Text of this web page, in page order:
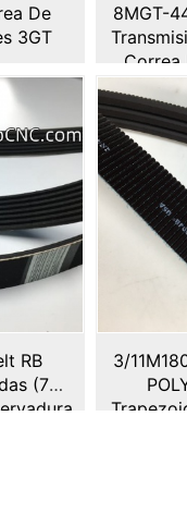
De
3GT
8MGT-
Correa
RB
(7
3/